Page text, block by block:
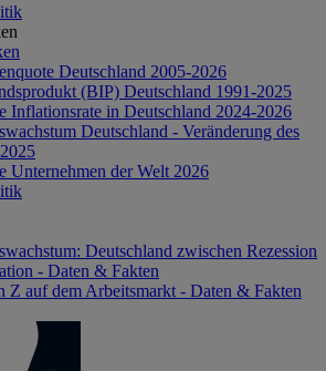
Deutschland 2005-2026
(BIP) Deutschland 1991-2025
Inflationsrate in Deutschland 2024-2026
Deutschland - Veränderung des
Unternehmen der Welt 2026
Deutschland zwischen Rezession
- Daten & Fakten
Z auf dem Arbeitsmarkt - Daten & Fakten